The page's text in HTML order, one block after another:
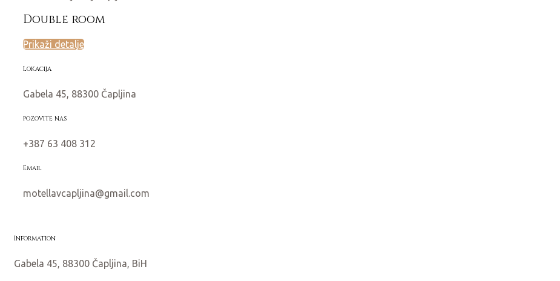
Double room
Prikaži detalje
Lokacija
Gabela 45, 88300 Čapljina
pozovite nas
+387 63 408 312
Email
motellavcapljina@gmail.com
Information
Gabela 45, 88300 Čapljina, BiH